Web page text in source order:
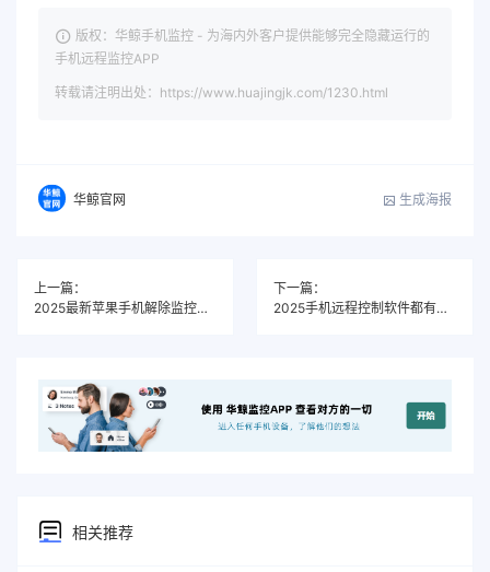
版权：华鲸手机监控 - 为海内外客户提供能够完全隐藏运行的
手机远程监控APP
转载请注明出处：https://www.huajingjk.com/1230.html
华鲸官网 生成海报
上一篇：
2025最新苹果手机解除监控教程：一键解除软件详解+防监听技巧
下一篇：
2025手机远程控制软件都有哪些？
相关推荐